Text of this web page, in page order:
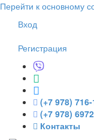
Перейти к основному
Вход
Регистрация
(+7 978)
(+7 978)
Контакты